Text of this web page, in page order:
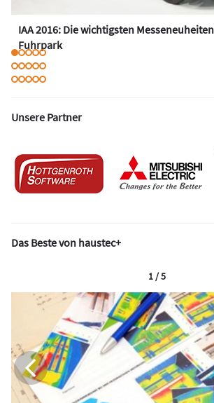
IAA 2016: Die wichtigsten
Fuhrpark
Unsere Partner
Das Beste von haustec+
1 / 5